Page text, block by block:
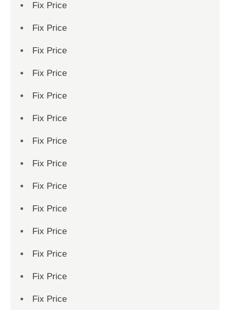
Fix Price
Fix Price
Fix Price
Fix Price
Fix Price
Fix Price
Fix Price
Fix Price
Fix Price
Fix Price
Fix Price
Fix Price
Fix Price
Fix Price